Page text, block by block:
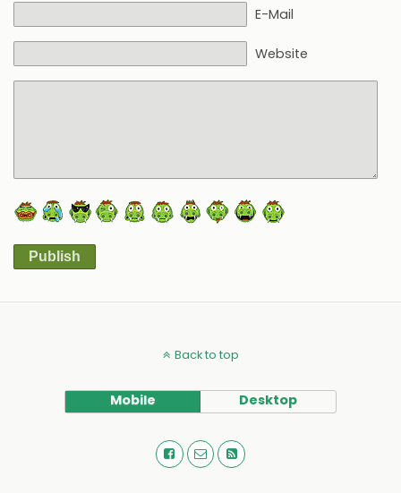
E-Mail
Website
Publish
Back to top
Mobile Desktop